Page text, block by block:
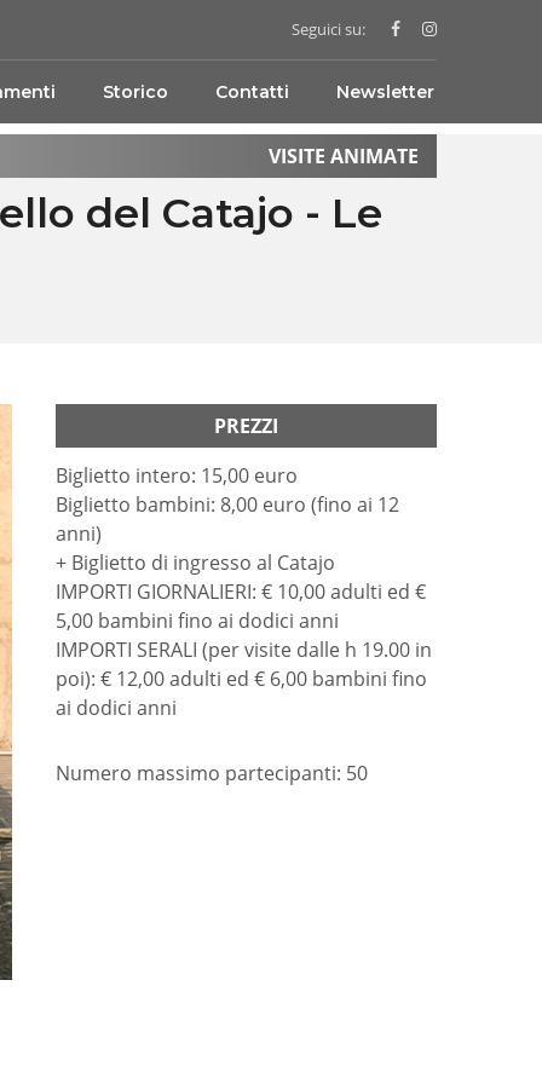
Seguici su:
Storico Contatti Newsletter
VISITE ANIMATE
del Catajo - Le
PREZZI
Biglietto intero: 15,00 euro
Biglietto bambini: 8,00 euro (fino ai 12
anni)
+ Biglietto di ingresso al Catajo
IMPORTI GIORNALIERI: € 10,00 adulti ed €
5,00 bambini fino ai dodici anni
IMPORTI SERALI (per visite dalle h 19.00 in
poi): € 12,00 adulti ed € 6,00 bambini fino
ai dodici anni
Numero massimo partecipanti: 50